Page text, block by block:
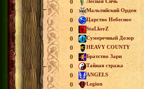
0
0 Мальтийский Орден
0 Царство Небесное
0 StaLkerZ
0 Сумеречный Дозор
0 HEAVY COUNTY
0 Братство Зари
0 Тайная стража
0 ANGELS
0 Legion